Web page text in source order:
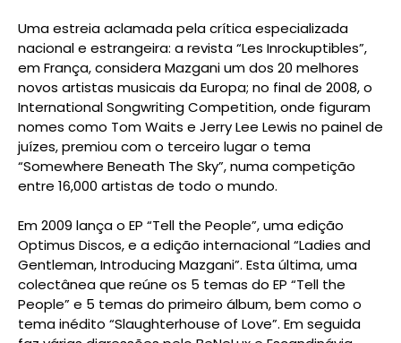
Uma estreia aclamada pela crítica especializada
nacional e estrangeira: a revista “Les Inrockuptibles”,
em França, considera Mazgani um dos 20 melhores
novos artistas musicais da Europa; no final de 2008, o
International Songwriting Competition, onde figuram
nomes como Tom Waits e Jerry Lee Lewis no painel de
juízes, premiou com o terceiro lugar o tema
“Somewhere Beneath The Sky”, numa competição
entre 16,000 artistas de todo o mundo.
Em 2009 lança o EP “Tell the People”, uma edição
Optimus Discos, e a edição internacional “Ladies and
Gentleman, Introducing Mazgani”. Esta última, uma
colectânea que reúne os 5 temas do EP “Tell the
People” e 5 temas do primeiro álbum, bem como o
tema inédito “Slaughterhouse of Love”. Em seguida